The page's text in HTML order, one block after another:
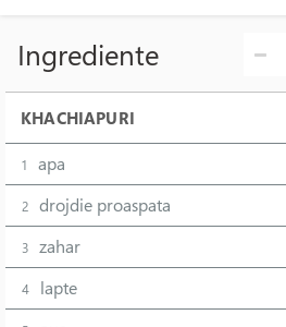
Ingrediente
KHACHIAPURI
1 apa
2 drojdie proaspata
3 zahar
4 lapte